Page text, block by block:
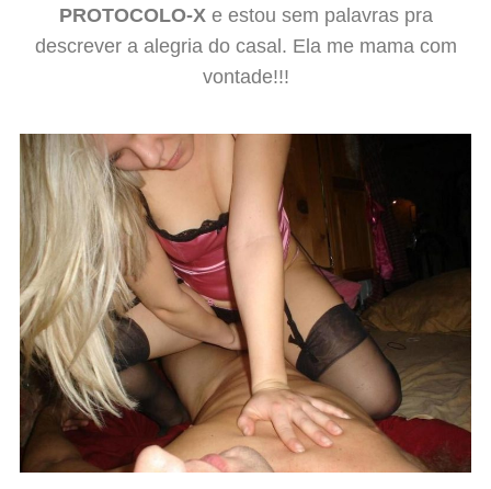
PROTOCOLO-X e estou sem palavras pra
descrever a alegria do casal. Ela me mama com
vontade!!!